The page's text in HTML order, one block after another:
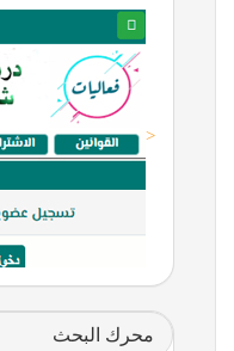
<
محرك البحث